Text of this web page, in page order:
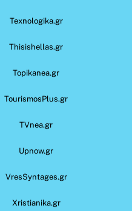
Texnologika.gr
Thisishellas.gr
Topikanea.gr
TourismosPlus.gr
TVnea.gr
Upnow.gr
VresSyntages.gr
Xristianika.gr